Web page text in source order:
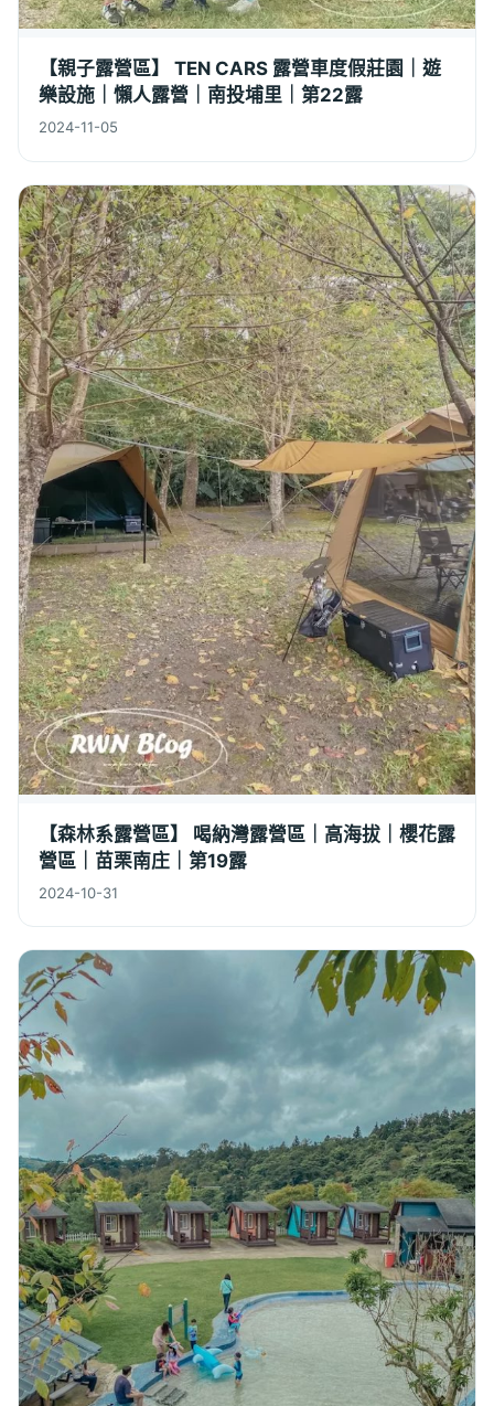
【親子露營區】 TEN CARS 露營車度假莊園｜遊
樂設施｜懶人露營｜南投埔里｜第22露
2024-11-05
【森林系露營區】 喝納灣露營區｜高海拔｜櫻花露
營區｜苗栗南庄｜第19露
2024-10-31